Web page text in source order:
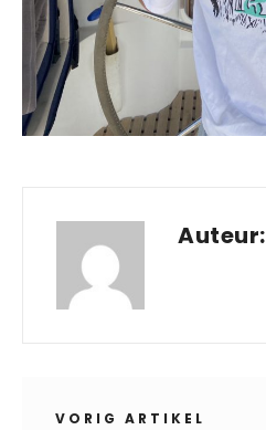
Auteur:
VORIG ARTIKEL